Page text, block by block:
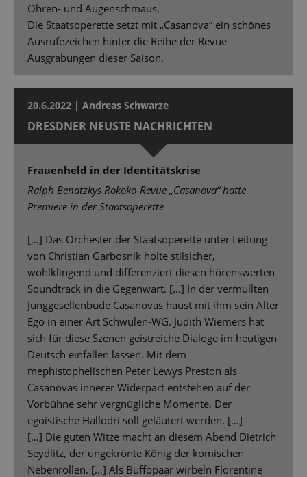
Ohren- und Augenschmaus.
Die Staatsoperette setzt mit „Casanova“ ein schönes
Ausrufezeichen hinter die Reihe der Revue-
Ausgrabungen dieser Saison.
20.6.2022 | Andreas Schwarze
DRESDNER NEUSTE NACHRICHTEN
Frauenheld in der Identitätskrise
Ralph Benatzkys Rokoko-Revue „Casanova“ hatte
Premiere in der Staatsoperette
[…] Das Orchester der Staatsoperette unter Leitung
von Christian Garbosnik holte stilsicher,
wohlklingend und differenziert diesen hörenswerten
Soundtrack in die Gegenwart. […] In der vermüllten
Junggesellenbude Casanovas haust mit ihm sein Alter
Ego in einer Art Schwulen-WG. Judith Wiemers hat
sich für diese Szenen geistreiche Dialoge im heutigen
Deutsch einfallen lassen. Mit dem
mephistophelischen Peter Lewys Preston als
Casanovas innerer Widerpart entstehen auf der
Vorbühne sehr vergnügliche Momente. Der
egoistische Hallodri soll geläutert werden. […]
[…] Die guten Witze macht an diesem Abend Dietrich
Seydlitz, der ungekrönte König der komischen
Nebenrollen. […] Als Buffopaar wirbeln Florentine